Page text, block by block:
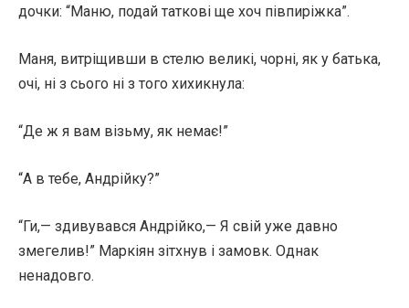
дочки: “Маню, подай таткові ще хоч півпиріжка”.
Маня, витріщивши в стелю великі, чорні, як у батька,
очі, ні з сього ні з того хихикнула:
“Де ж я вам візьму, як немає!”
“А в тебе, Андрійку?”
“Ги,— здивувався Андрійко,— Я свій уже давно
змегелив!” Маркіян зітхнув і замовк. Однак
ненадовго.